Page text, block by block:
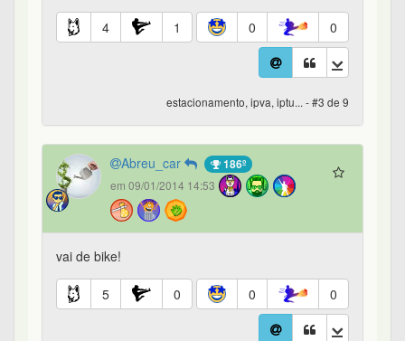
4 1 0 0
estacionamento, ipva, iptu... - #3 de 9
Abreu_car 186º
em 09/01/2014 14:53
vai de bike!
5 0 0 0